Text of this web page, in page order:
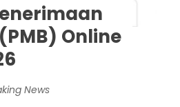
Online
News